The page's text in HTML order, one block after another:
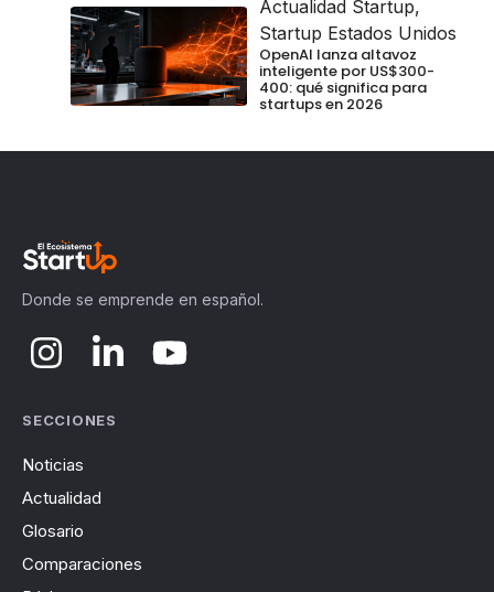
Actualidad Startup,
Startup Estados Unidos
OpenAI lanza altavoz
inteligente por US$300-
400: qué significa para
startups en 2026
Donde se emprende en español.
SECCIONES
Noticias
Actualidad
Glosario
Comparaciones